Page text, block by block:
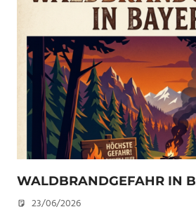
WALDBRANDGEFAHR IN
23/06/2026